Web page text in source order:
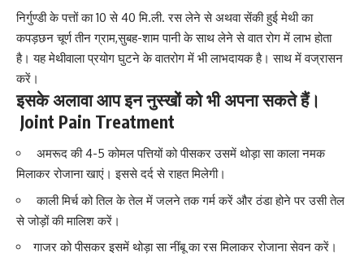
निर्गुण्डी के पत्तों का 10 से 40 मि.ली. रस लेने से अथवा सेंकी हुई मेथी का
कपड़छन चूर्ण तीन ग्राम,सुबह-शाम पानी के साथ लेने से वात रोग में लाभ होता
है। यह मेथीवाला प्रयोग घुटने के वातरोग में भी लाभदायक है। साथ में वज्रासन
करें।
इसके अलावा आप इन नुस्खों को भी अपना सकते हैं।
Joint Pain Treatment
अमरूद की 4-5 कोमल पत्तियों को पीसकर उसमें थोड़ा सा काला नमक
मिलाकर रोजाना खाएं। इससे दर्द से राहत मिलेगी।
काली मिर्च को तिल के तेल में जलने तक गर्म करें और ठंडा होने पर उसी तेल
से जोड़ों की मालिश करें।
गाजर को पीसकर इसमें थोड़ा सा नींबू का रस मिलाकर रोजाना सेवन करें।